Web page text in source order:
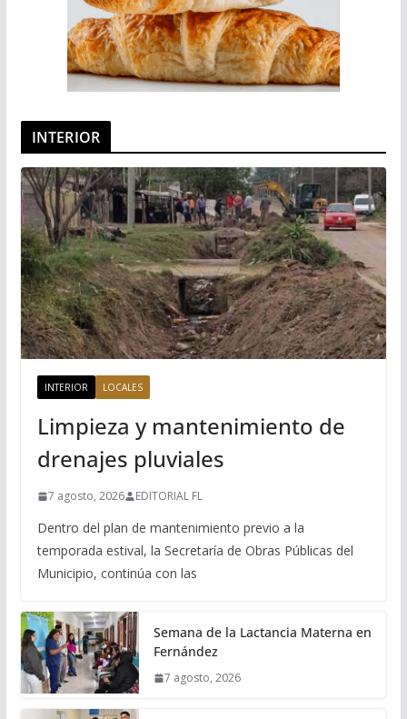
INTERIOR
INTERIOR LOCALES
Limpieza y mantenimiento de
drenajes pluviales
7 agosto, 2026 EDITORIAL FL
Dentro del plan de mantenimiento previo a la
temporada estival, la Secretaría de Obras Públicas del
Municipio, continúa con las
Semana de la Lactancia Materna en
Fernández
7 agosto, 2026